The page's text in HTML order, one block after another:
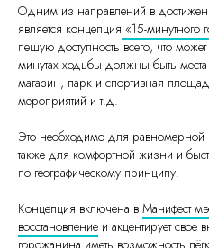
Одним из направлений в
является концепция «15-минутного
пешую доступность всего, что
минутах ходьбы должны быть
магазин, парк и спортивная
мероприятий и т.д.
Это необходимо для равномерной
также для комфортной жизни и
по географическому принципу.
Концепция включена в Манифест
восстановление и акцентирует
горожанина иметь возможность